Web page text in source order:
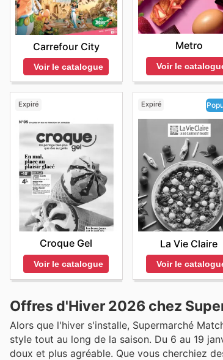
Carrefour City
Voir le catalogue
Metro
Voir le
Expiré
Croque Gel
Voir le catalogue
Expiré
La Vie Claire
Voir le
Offres d'Hiver 2026 chez
Alors que l'hiver s'installe, Supermarché
style tout au long de la saison. Du 6 au 19
doux et plus agréable. Que vous cherchiez